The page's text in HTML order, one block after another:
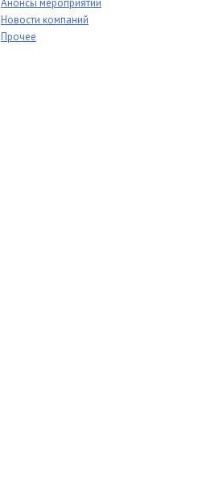
Анонсы мероприятий
Новости компаний
Прочее